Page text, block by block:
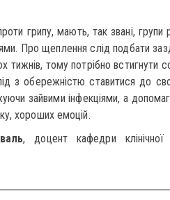
грипу, мають, так звані, групи
Про щеплення слід подбати
тижнів, тому потрібно встигнути
з обережністю ставитися до
зайвими інфекціями, а
хороших емоцій.
, доцент кафедри клінічної